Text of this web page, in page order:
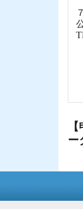
ー